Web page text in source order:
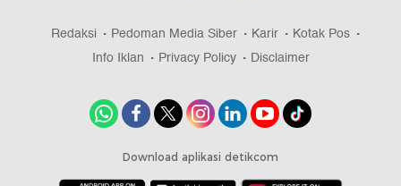
Redaksi Pedoman Media Siber Karir
Kotak Pos
Info Iklan
Privacy Policy Disclaimer
Download aplikasi detikcom